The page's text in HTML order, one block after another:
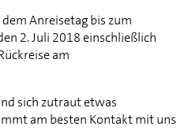
Anreisetag bis zum
2. Juli 2018 einschließlich
am
sich zutraut etwas
am besten Kontakt mit uns